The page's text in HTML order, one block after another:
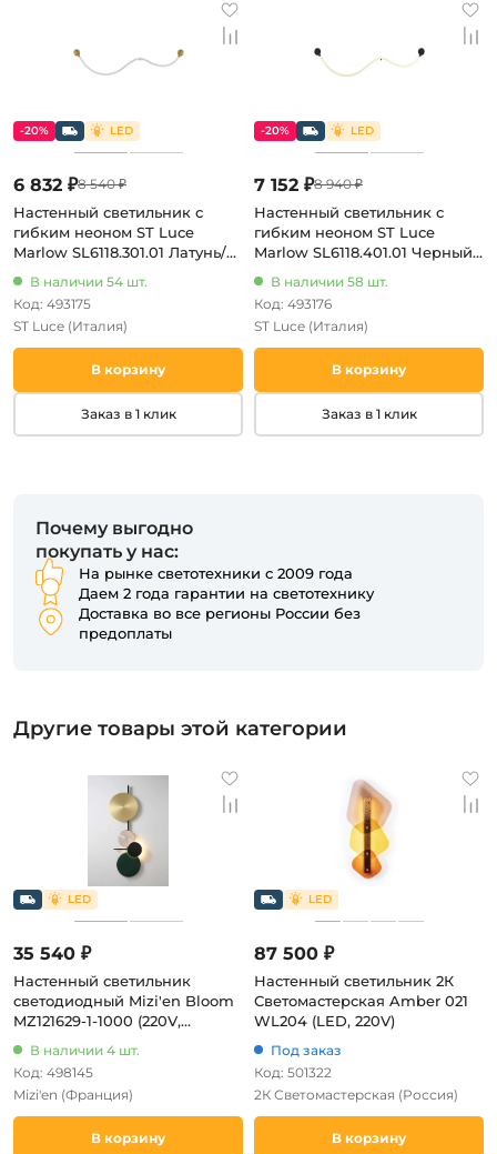
6 832 ₽8 540 ₽
-20%
Настенный светильник с
гибким неоном ST Luce
Marlow SL6118.301.01 Латунь/
(220V)
В наличии 54 шт.
Код: 493175
ST Luce (Италия)
В корзину
Заказ в 1 клик
7 152 ₽8 940 ₽
-20%
Настенный светильник с
гибким неоном ST Luce
Marlow SL6118.401.01 Черный/
(220V)
В наличии 58 шт.
Код: 493176
ST Luce (Италия)
В корзину
Заказ в 1 клик
Почему выгодно
покупать у нас:
На рынке светотехники с 2009 года
Даем 2 года гарантии на светотехнику
Доставка во все регионы России без
предоплаты
Другие товары этой категории
35 540 ₽
Настенный светильник
светодиодный Mizi'en Bloom
MZ121629-1-1000 (220V,
В наличии 4 шт.
Код: 498145
Mizi'en (Франция)
В корзину
87 500 ₽
Настенный светильник 2К
Светомастерская Amber 021
WL204 (LED, 220V)
Под заказ
Код: 501322
2К Светомастерская (Россия)
В корзину